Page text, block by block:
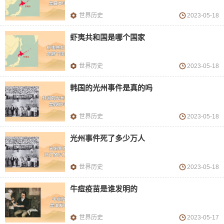
世界历史 2023-05-18
虾夷共和国是哪个国家
世界历史 2023-05-18
韩国的光州事件是真的吗
世界历史 2023-05-18
光州事件死了多少万人
世界历史 2023-05-18
牛痘疫苗是谁发明的
世界历史 2023-05-17